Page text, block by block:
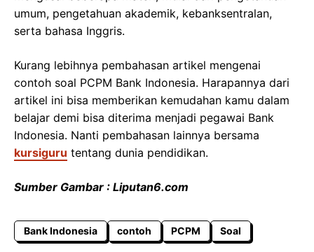
umum, pengetahuan akademik, kebanksentralan,
serta bahasa Inggris.
Kurang lebihnya pembahasan artikel mengenai
contoh soal PCPM Bank Indonesia. Harapannya dari
artikel ini bisa memberikan kemudahan kamu dalam
belajar demi bisa diterima menjadi pegawai Bank
Indonesia. Nanti pembahasan lainnya bersama
kursiguru tentang dunia pendidikan.
Sumber Gambar : Liputan6.com
Bank Indonesia contoh PCPM Soal